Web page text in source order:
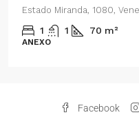
Estado Miranda, 1080,
1 1 70 m²
ANEXO
Facebook